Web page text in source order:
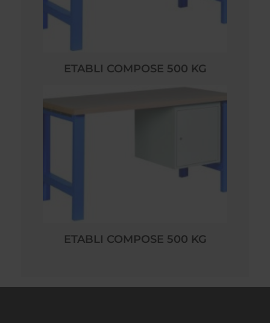
ETABLI COMPOSE 500 KG
ETABLI COMPOSE 500 KG